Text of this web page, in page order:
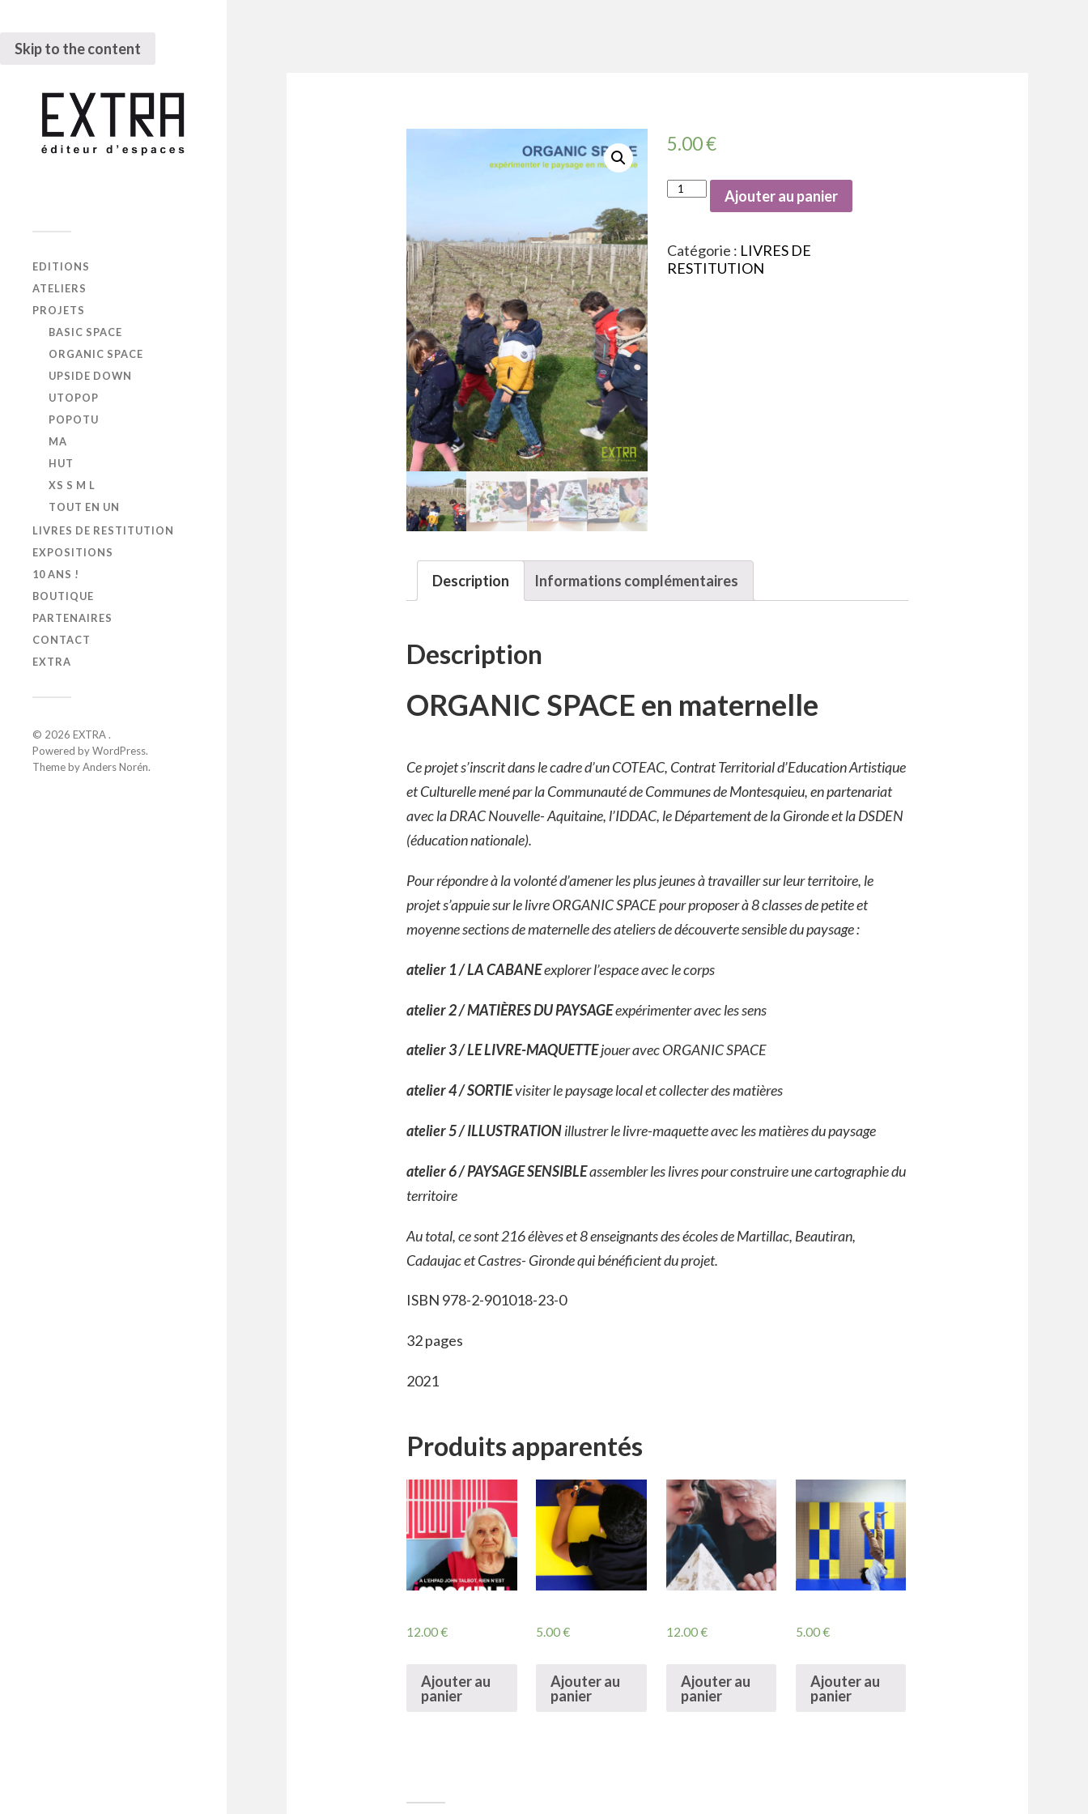
Skip to the content
EDITIONS
ATELIERS
PROJETS
BASIC SPACE
ORGANIC SPACE
UPSIDE DOWN
UTOPOP
POPOTU
MA
HUT
XS S M L
TOUT EN UN
LIVRES DE RESTITUTION
EXPOSITIONS
10 ANS !
BOUTIQUE
PARTENAIRES
CONTACT
EXTRA
© 2026 EXTRA.
Powered byWordPress.
Theme byAnders Norén.
5.00€
Ajouter au panier
Catégorie : LIVRES DE
RESTITUTION
Description Informations complémentaires
Description
ORGANIC SPACE en maternelle
Ce projet s’inscrit dans le cadre d’un COTEAC, Contrat Territorial d’Education Artistique
et Culturelle mené par la Communauté de Communes de Montesquieu, en partenariat
avec la DRAC Nouvelle- Aquitaine, l’IDDAC, le Département de la Gironde et la DSDEN
(éducation nationale).
Pour répondre à la volonté d’amener les plus jeunes à travailler sur leur territoire, le
projet s’appuie sur le livre ORGANIC SPACE pour proposer à 8 classes de petite et
moyenne sections de maternelle des ateliers de découverte sensible du paysage :
atelier 1 / LA CABANEexplorer l’espace avec le corps
atelier 2 / MATIÈRES DU PAYSAGEexpérimenter avec les sens
atelier 3 / LE LIVRE-MAQUETTEjouer avec ORGANIC SPACE
atelier 4 / SORTIEvisiter le paysage local et collecter des matières
atelier 5 / ILLUSTRATIONillustrer le livre-maquette avec les matières du paysage
atelier 6 / PAYSAGE SENSIBLEassembler les livres pour construire une cartographie du
territoire
Au total, ce sont 216 élèves et 8 enseignants des écoles de Martillac, Beautiran,
Cadaujac et Castres- Gironde qui bénéficient du projet.
ISBN 978-2-901018-23-0
32 pages
2021
Produits apparentés
12.00€
Ajouter au
panier
5.00€
Ajouter au
panier
12.00€
Ajouter au
panier
5.00€
Ajouter au
panier